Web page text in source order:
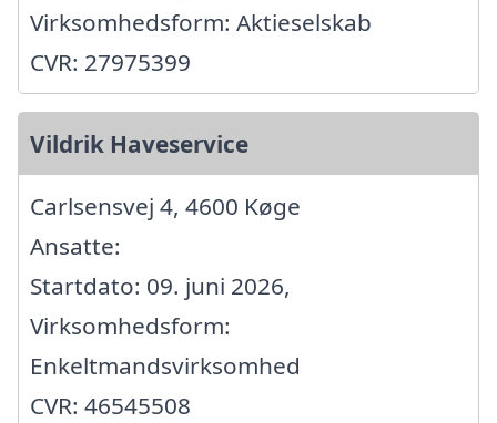
Virksomhedsform: Aktieselskab
CVR: 27975399
Vildrik Haveservice
Carlsensvej 4, 4600 Køge
Ansatte:
Startdato: 09. juni 2026,
Virksomhedsform:
Enkeltmandsvirksomhed
CVR: 46545508